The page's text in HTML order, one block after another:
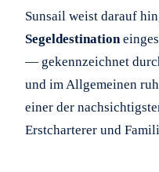
Sunsail weist darauf
Segeldestination
— gekennzeichnet
und im Allgemeinen
einer der
Erstcharterer und